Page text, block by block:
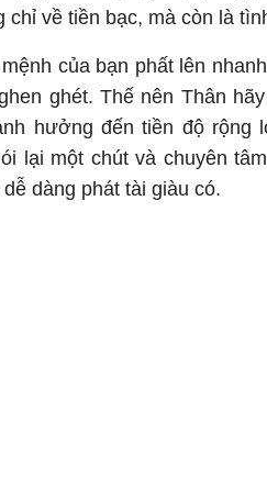
chỉ về tiền bạc, mà còn là
của bạn phất lên
ghét. Thế nên Thân
hưởng đến tiền độ rộng
lại một chút và chuyên
dàng phát tài giàu có.